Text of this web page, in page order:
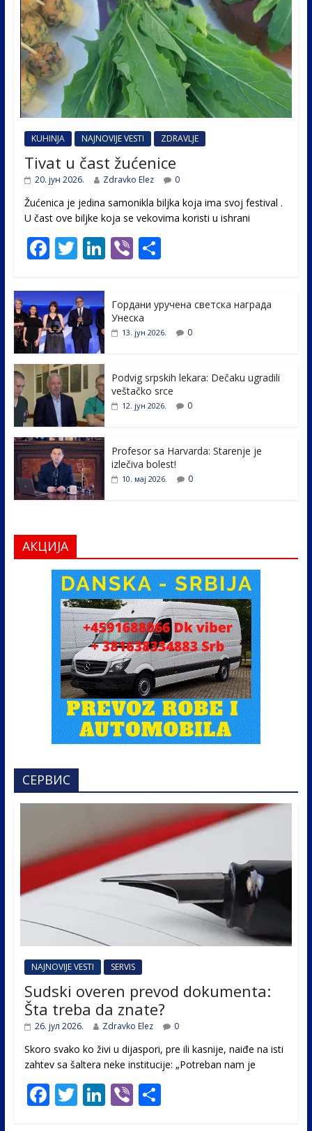
KUHINJA NAJNOVIJE VESTI ZDRAVLJE
Tivat u čast žućenice
20. јун 2026. Zdravko Elez 0
Žućenica je jedina samonikla biljka koja ima svoj festival .
U čast ovе biljke koja se vekovima koristi u ishrani
F
e
b
o
o
k
T
itt
er
Li
e
dI
Vi S
e
Гордани уручена светска награда
Унеска
13. јун 2026. 0
Podvig srpskih lekara: Dečaku ugradili
veštačko srce
12. јун 2026. 0
Profesor sa Harvarda: Starenje je
izlečiva bolest!
10. мај 2026. 0
АКЦИЈА
СЕРВИС
NAJNOVIJE VESTI SERVIS
Sudski overen prevod dokumenta:
Šta treba da znate?
26. јул 2026. Zdravko Elez 0
Skoro svako ko živi u dijaspori, pre ili kasnije, naiđe na isti
zahtev sa šaltera neke institucije: „Potreban nam je
F T Li Vi S